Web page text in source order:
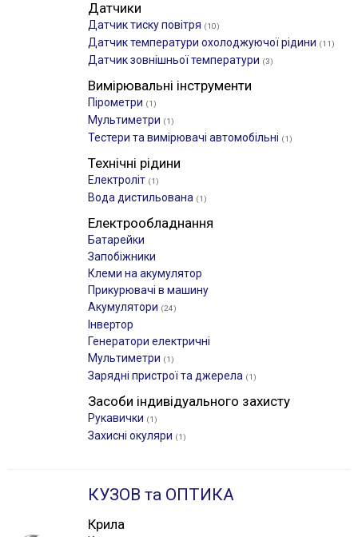
Датчики
Датчик тиску повітря (10)
Датчик температури охолоджуючої рідини (11)
Датчик зовнішньої температури (3)
Вимірювальні інструменти
Пірометри (1)
Мультиметри (1)
Тестери та вимірювачі автомобільні (1)
Технічні рідини
Електроліт (1)
Вода дистильована (1)
Електрообладнання
Батарейки
Запобіжники
Клеми на акумулятор
Прикурювачі в машину
Акумулятори (24)
Інвертор
Генератори електричні
Мультиметри (1)
Зарядні пристрої та джерела (1)
Засоби індивідуального захисту
Рукавички (1)
Захисні окуляри (1)
КУЗОВ та ОПТИКА
Крила